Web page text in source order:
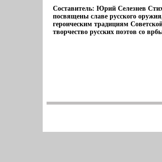
Составитель: Юрий Селезнев
посвящены славе русского
героическим традициям
творчество русских поэтов со